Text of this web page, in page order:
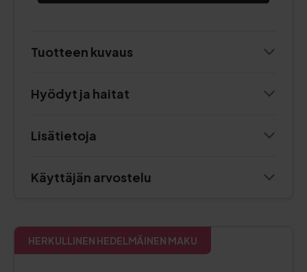
Tuotteen kuvaus
Hyödyt ja haitat
Lisätietoja
Käyttäjän arvostelu
HERKULLINEN HEDELMÄINEN MAKU